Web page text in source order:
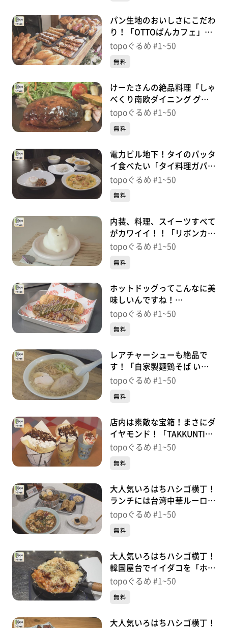
パン生地のおいしさにこだわ
り！「OTTOぱんカフェ」
（青葉区柏木）＃16【topo
topoぐるめ #1~50
無料
けーたさんの絶品料理「しゃ
べくり南欧ダイニング グリ
ルけーた」（青葉区国分町）
topoぐるめ #1~50
無料
電力ビル地下！タイのパッタ
イ食べたい「タイ料理ガパ
オ」（青葉区一番町）＃
topoぐるめ #1~50
無料
内装、料理、スイーツすべて
がカワイイ！！「リボンカフ
ェ」（若林区新寺）＃
topoぐるめ #1~50
無料
ホットドッグってこんなに美
味しいんですね！
「SURPASS」（青葉区片
topoぐるめ #1~50
無料
レアチャーシューも絶品で
す！「自家製麺鶏そば いち
むら」（塩竈市藤倉）＃
topoぐるめ #1~50
無料
店内は素敵な宝箱！まさにダ
イヤモンド！「TAKKUNTI-
たっくんち-」（塩竈市尾島
topoぐるめ #1~50
無料
大人気いろはちハシゴ横丁！
ランチには台湾中華ルーロー
飯「台中香」（宮城野区榴
topoぐるめ #1~50
無料
大人気いろはちハシゴ横丁！
韓国屋台でイイダコを「ホン
デポチャ」（宮城野区榴岡）
topoぐるめ #1~50
無料
大人気いろはちハシゴ横丁！